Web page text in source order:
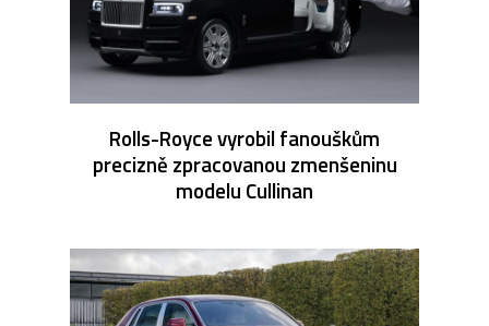
Rolls-Royce vyrobil fanouškům
precizně zpracovanou zmenšeninu
modelu Cullinan